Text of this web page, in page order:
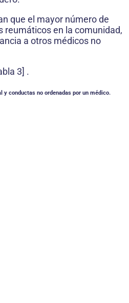
que el mayor número de
reumáticos en la comunidad,
a otros médicos no
3] .
y conductas no ordenadas por un médico.